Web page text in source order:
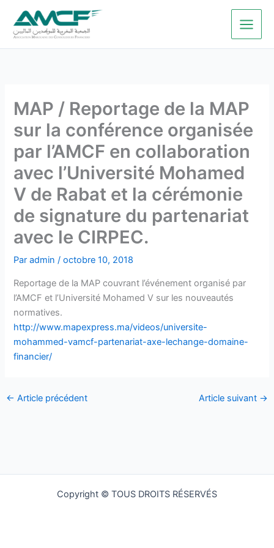
contenu
MAP / Reportage de la MAP
sur la conférence organisée
par l’AMCF en collaboration
avec l’Université Mohamed
V de Rabat et la cérémonie
de signature du partenariat
avec le CIRPEC.
Paradmin/octobre 10, 2018
Reportage de la MAP couvrant l’événement organisé par
l’AMCF et l’Université Mohamed V sur les nouveautés
normatives.
http://www.mapexpress.ma/videos/universite-
mohammed-vamcf-partenariat-axe-lechange-domaine-
financier/
← Article précédent Article suivant →
Copyright © TOUS DROITS RÉSERVÉS